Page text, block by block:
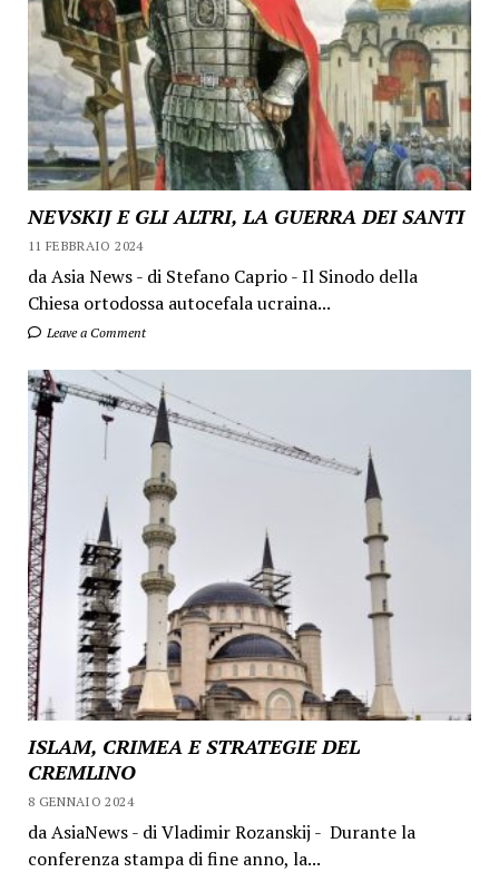
NEVSKIJ E GLI ALTRI, LA GUERRA DEI SANTI
11 FEBBRAIO 2024
da Asia News - di Stefano Caprio - Il Sinodo della
Chiesa ortodossa autocefala ucraina...
Leave a Comment
ISLAM, CRIMEA E STRATEGIE DEL
CREMLINO
8 GENNAIO 2024
da AsiaNews - di Vladimir Rozanskij - Durante la
conferenza stampa di fine anno, la...